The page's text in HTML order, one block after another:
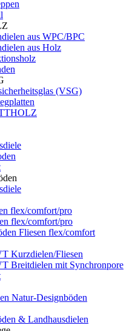
aus WPC/BPC
aus Holz
(VSG)
flex/comfort/pro
flex/comfort/pro
Fliesen flex/comfort
Kurzdielen/Fliesen
Breitdielen mit Synchronpore
Natur-Designböden
& Landhausdielen